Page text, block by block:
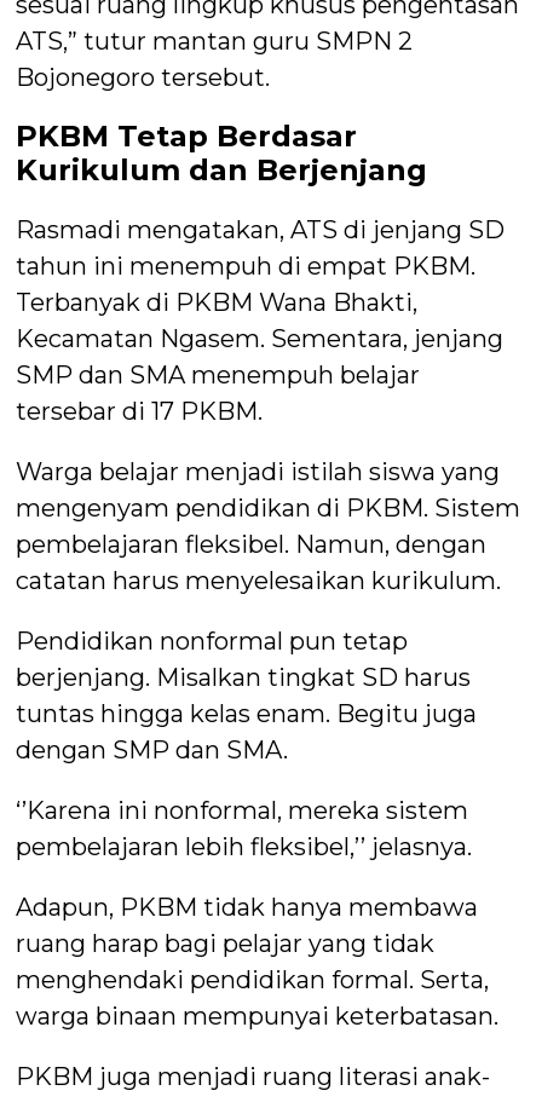
ATS,” tutur mantan guru SMPN 2
Bojonegoro tersebut.
PKBM Tetap Berdasar
Kurikulum dan Berjenjang
Rasmadi mengatakan, ATS di jenjang SD
tahun ini menempuh di empat PKBM.
Terbanyak di PKBM Wana Bhakti,
Kecamatan Ngasem. Sementara, jenjang
SMP dan SMA menempuh belajar
tersebar di 17 PKBM.
Warga belajar menjadi istilah siswa yang
mengenyam pendidikan di PKBM. Sistem
pembelajaran fleksibel. Namun, dengan
catatan harus menyelesaikan kurikulum.
Pendidikan nonformal pun tetap
berjenjang. Misalkan tingkat SD harus
tuntas hingga kelas enam. Begitu juga
dengan SMP dan SMA.
‘’Karena ini nonformal, mereka sistem
pembelajaran lebih fleksibel,’’ jelasnya.
Adapun, PKBM tidak hanya membawa
ruang harap bagi pelajar yang tidak
menghendaki pendidikan formal. Serta,
warga binaan mempunyai keterbatasan.
PKBM juga menjadi ruang literasi anak-